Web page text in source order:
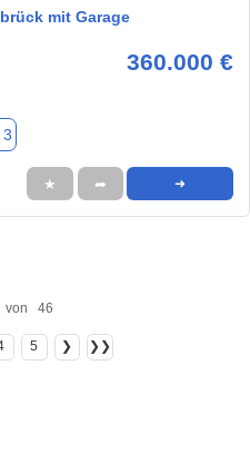
mit Garage
360.000 €
★ ➦ ➜
46
5 ❯ ❯❯